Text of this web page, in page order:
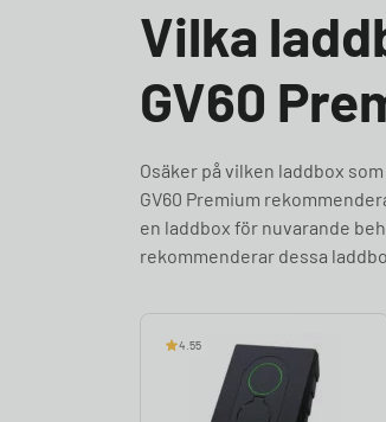
Vilka
GV60
Osäker på vilken laddbox
GV60 Premium
en laddbox för nuvarande
rekommenderar dessa
4.55